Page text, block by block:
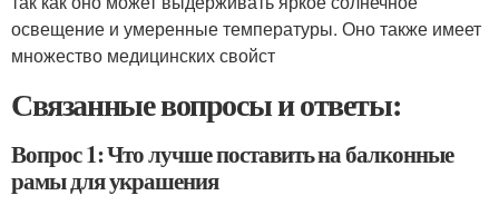
освещение и умеренные температуры. Оно также имеет
множество медицинских свойст
Связанные вопросы и ответы:
Вопрос 1: Что лучше поставить на балконные
рамы для украшения